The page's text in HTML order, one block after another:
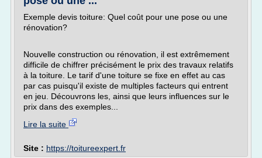
Exemple devis toiture: Quel coût pour une pose ou une
rénovation?
Nouvelle construction ou rénovation, il est extrêmement
difficile de chiffrer précisément le prix des travaux relatifs
à la toiture. Le tarif d'une toiture se fixe en effet au cas
par cas puisqu'il existe de multiples facteurs qui entrent
en jeu. Découvrons les, ainsi que leurs influences sur le
prix dans des exemples...
Lire la suite
Site : https://toitureexpert.fr